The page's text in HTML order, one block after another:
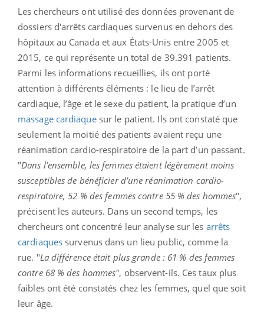
Les chercheurs ont utilisé des données provenant de
dossiers d'arrêts cardiaques survenus en dehors des
hôpitaux au Canada et aux États-Unis entre 2005 et
2015, ce qui représente un total de 39.391 patients.
Parmi les informations recueillies, ils ont porté
attention à différents éléments : le lieu de l’arrêt
cardiaque, l’âge et le sexe du patient, la pratique d’un
massage cardiaquesur le patient. Ils ont constaté que
seulement la moitié des patients avaient reçu une
réanimation cardio-respiratoire de la part d’un passant.
"Dans l’ensemble, les femmes étaient légèrement moins
susceptibles de bénéficier d’une réanimation cardio-
respiratoire, 52 % des femmes contre 55 % des hommes",
précisent les auteurs. Dans un second temps, les
chercheurs ont concentré leur analyse sur les arrêts
cardiaques survenus dans un lieu public, comme la
rue. "La différence était plus grande : 61 % des femmes
contre 68 % des hommes", observent-ils. Ces taux plus
faibles ont été constatés chez les femmes, quel que soit
leur âge.